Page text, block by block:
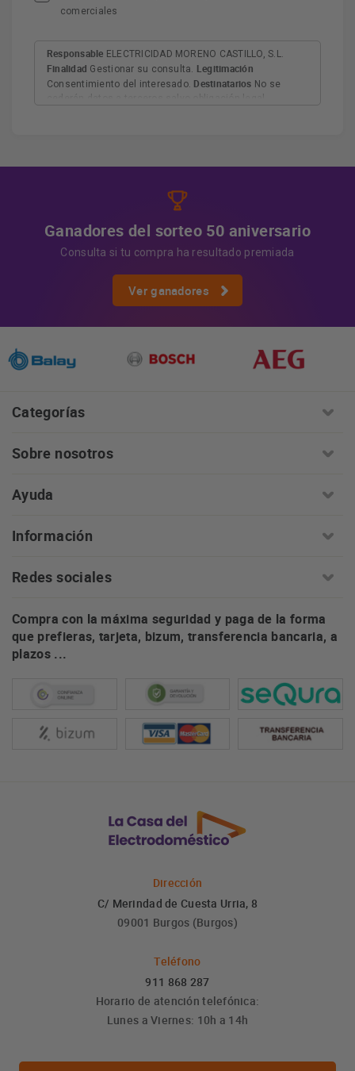
comerciales
Responsable ELECTRICIDAD MORENO CASTILLO, S.L.
Finalidad Gestionar su consulta. Legitimación
Consentimiento del interesado. Destinatarios No se
Ganadores del sorteo 50 aniversario
Consulta si tu compra ha resultado premiada
Ver ganadores
Categorías
Sobre nosotros
Ayuda
Información
Redes sociales
Compra con la máxima seguridad y paga de la forma
que prefieras, tarjeta, bizum, transferencia bancaria, a
plazos ...
Dirección
C/ Merindad de Cuesta Urria, 8
09001 Burgos (Burgos)
Teléfono
911 868 287
Horario de atención telefónica:
Lunes a Viernes: 10h a 14h